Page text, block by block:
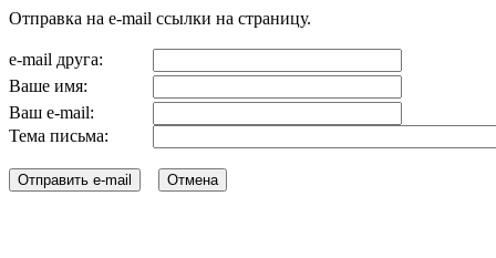
Отправка на e-mail ссылки на страницу.
e-mail друга:
Ваше имя:
Ваш e-mail:
Тема письма: